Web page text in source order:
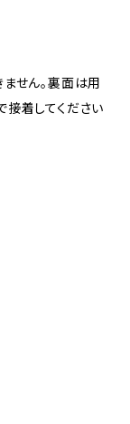
せん。裏面は用
着してください